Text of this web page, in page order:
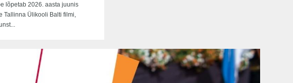
lõpetab 2026. aasta juunis
Tallinna Ülikooli Balti filmi,